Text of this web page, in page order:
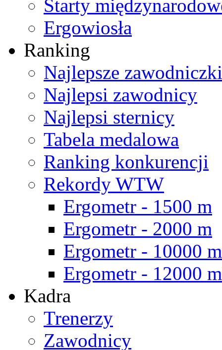
Starty
Ergowiosła
Ranking
Najlepsze zawodniczki
Najlepsi zawodnicy
Najlepsi sternicy
Tabela medalowa
Ranking konkurencji
Rekordy WTW
Ergometr - 1500 m
Ergometr - 2000 m
Ergometr - 10000 m
Ergometr - 12000 m
Kadra
Trenerzy
Zawodnicy